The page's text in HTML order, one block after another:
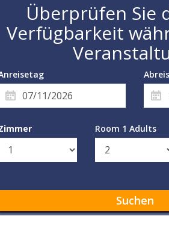
Überprüfen Sie
Verfügbarkeit
Room 1 Adults
Suchen